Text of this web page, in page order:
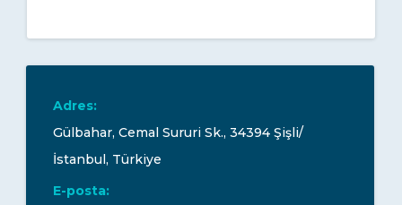
Adres:
Gülbahar, Cemal Sururi Sk., 34394 Şişli/
İstanbul, Türkiye
E-posta: